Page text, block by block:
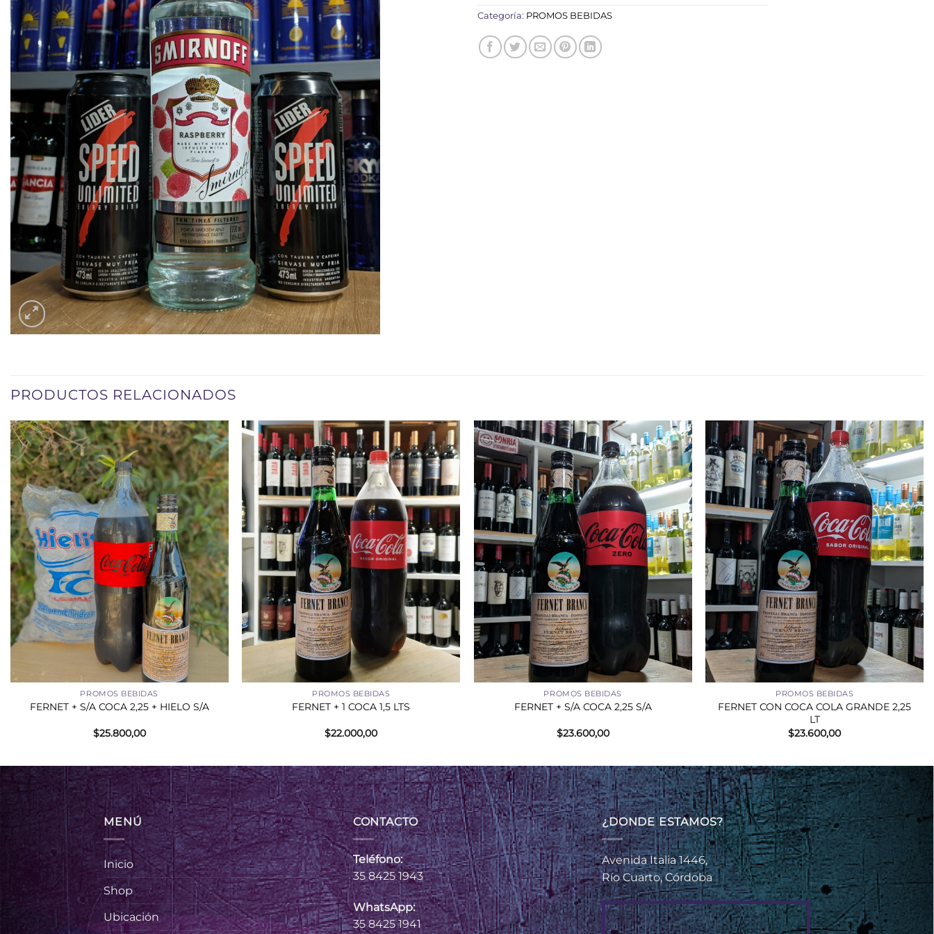
Categoría: PROMOS BEBIDAS
PRODUCTOS RELACIONADOS
PROMOS BEBIDAS
FERNET + S/A COCA 2,25 + HIELO S/A
$25.800,00
PROMOS BEBIDAS
FERNET + 1 COCA 1,5 LTS
$22.000,00
+
PROMOS BEBIDAS
FERNET + S/A COCA 2,25 S/A
$23.600,00
+
PROMOS BEBIDAS
FERNET CON COCA COLA GRANDE 2,25
LT
$23.600,00
MENÚ
Inicio
Shop
Ubicación
CONTACTO
Teléfono:
35 8425 1943
WhatsApp:
35 8425 1941
¿DONDE ESTAMOS?
Avenida Italia 1446,
Río Cuarto, Córdoba